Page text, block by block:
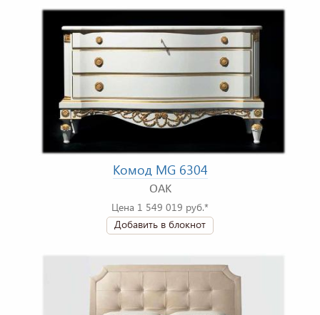
Комод MG 6304
OAK
Цена 1 549 019 руб.*
Добавить в блокнот